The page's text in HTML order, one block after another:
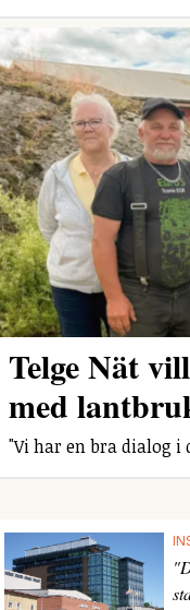
Telge Nät
med
"Vi har en bra dialog i